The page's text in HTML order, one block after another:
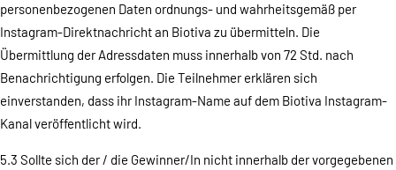
personenbezogenen Daten ordnungs- und wahrheitsgemäß per
Instagram-Direktnachricht an Biotiva zu übermitteln. Die
Übermittlung der Adressdaten muss innerhalb von 72 Std. nach
Benachrichtigung erfolgen. Die Teilnehmer erklären sich
einverstanden, dass ihr Instagram-Name auf dem Biotiva Instagram-
Kanal veröffentlicht wird.
5.3 Sollte sich der / die Gewinner/In nicht innerhalb der vorgegebenen